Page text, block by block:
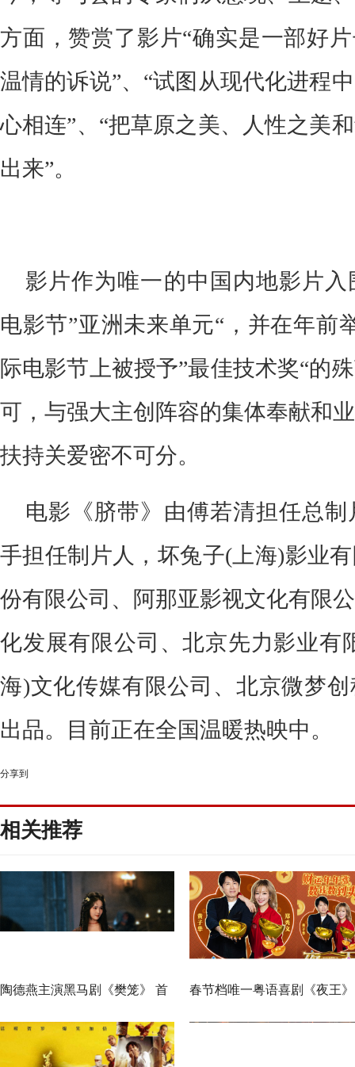
北京师范大学艺术与传媒学院教授
报》文艺部副主任李春利，中国电
张卫，中国电影艺术研究中心研究
摄影师学会会长穆德远、中国电影
集团高级总裁助理、万达影视传
今，等与会的专家们从意境、主题
方面，赞赏了影片“确实是一部好
温情的诉说”、“试图从现代化进程
心相连”、“把草原之美、人性之美
出来”。
手担任制片人，坏兔子(上海)影业
份有限公司、阿那亚影视文化有限
化发展有限公司、北京先力影业有
海)文化传媒有限公司、北京微梦